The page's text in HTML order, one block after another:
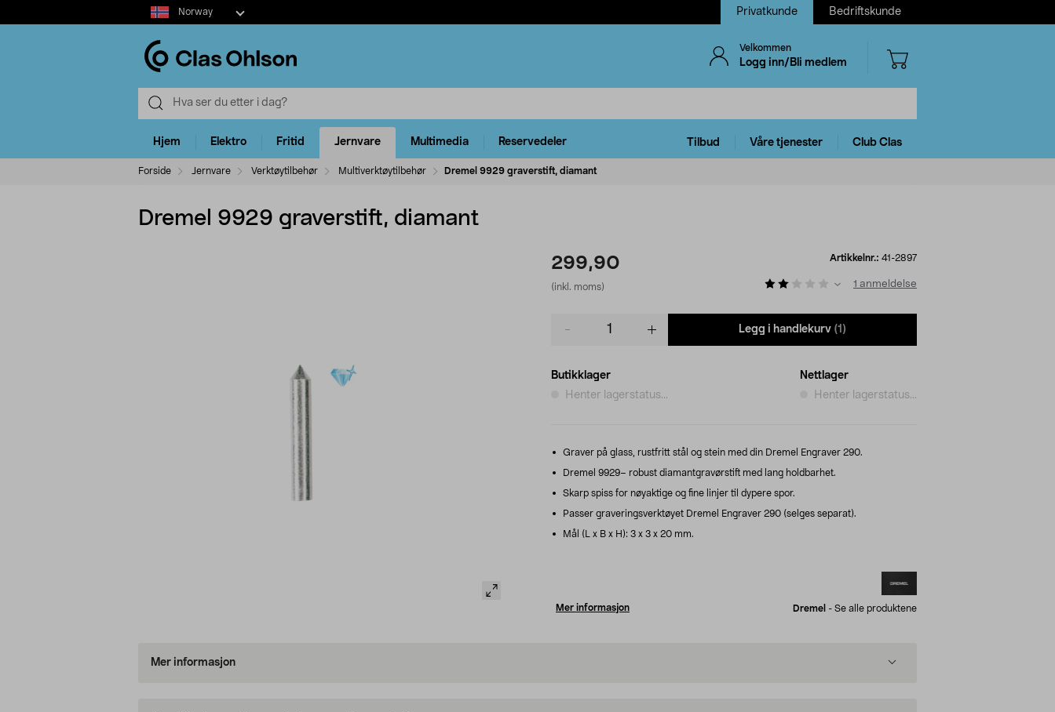
Select
market
Norway Privatkunde Bedriftskunde
Velkommen
Logg inn/Bli medlem
Hjem Elektro Fritid Jernvare Multimedia Reservedeler Tilbud Våre tjenester Club Clas
Forside Jernvare Verktøytilbehør Multiverktøytilbehør Dremel 9929 graverstift, diamant
Dremel 9929 graverstift, diamant
299,90
(inkl. moms)
Artikkelnr.: 41-2897
1 anmeldelse
Legg i handlekurv (1)
Butikklager
Henter lagerstatus...
Nettlager
Henter lagerstatus...
Graver på glass, rustfritt stål og stein med din Dremel Engraver 290.
Dremel 9929– robust diamantgravørstift med lang holdbarhet.
Skarp spiss for nøyaktige og fine linjer til dypere spor.
Passer graveringsverktøyet Dremel Engraver 290 (selges separat).
Mål (L x B x H): 3 x 3 x 20 mm.
Mer informasjon Dremel - Se alle produktene
Mer informasjon